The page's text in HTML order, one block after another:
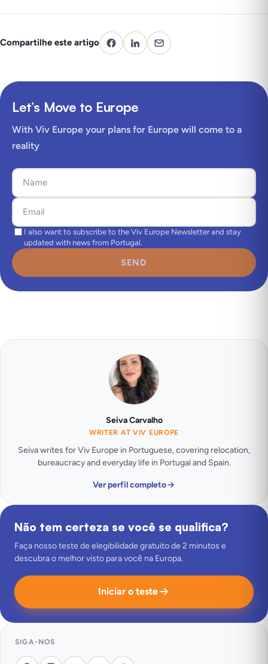
Compartilhe este artigo
Let’s Move to Europe
With Viv Europe your plans for Europe will come to a
reality
I also want to subscribe to the Viv Europe Newsletter and stay
updated with news from Portugal.
SEND
Seiva Carvalho
WRITER AT VIV EUROPE
Seiva writes for Viv Europe in Portuguese, covering relocation,
bureaucracy and everyday life in Portugal and Spain.
Ver perfil completo
Não tem certeza se você se qualifica?
Faça nosso teste de elegibilidade gratuito de 2 minutos e
descubra o melhor visto para você na Europa.
Iniciar o teste
SIGA-NOS